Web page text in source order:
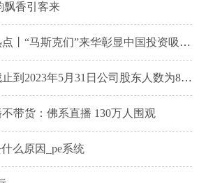
飘香引客来
丨“马斯克们”来华彰显中国投资吸引力
年5月31日公司股东人数为8219户_环球最资讯
带货：佛系直播 130万人围观
么原因_pe系统